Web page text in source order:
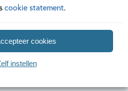
cookie statement.
cookies
instellen